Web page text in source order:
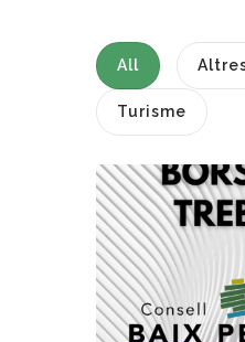
All
Turisme
Borsa
Altres,